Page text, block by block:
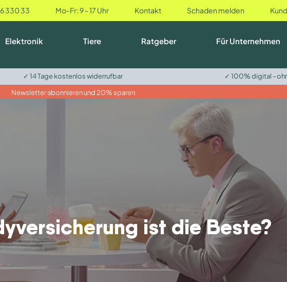
330 33 Mo-Fr: 9 - 17 Uhr Kontakt Schaden melden
Elektronik Tiere Ratgeber Für Unternehmen
✓ 14 Tage kostenlos widerrufbar
✓ 100% digital -
Newsletter abonnieren und 20% sparen
ist die Beste?